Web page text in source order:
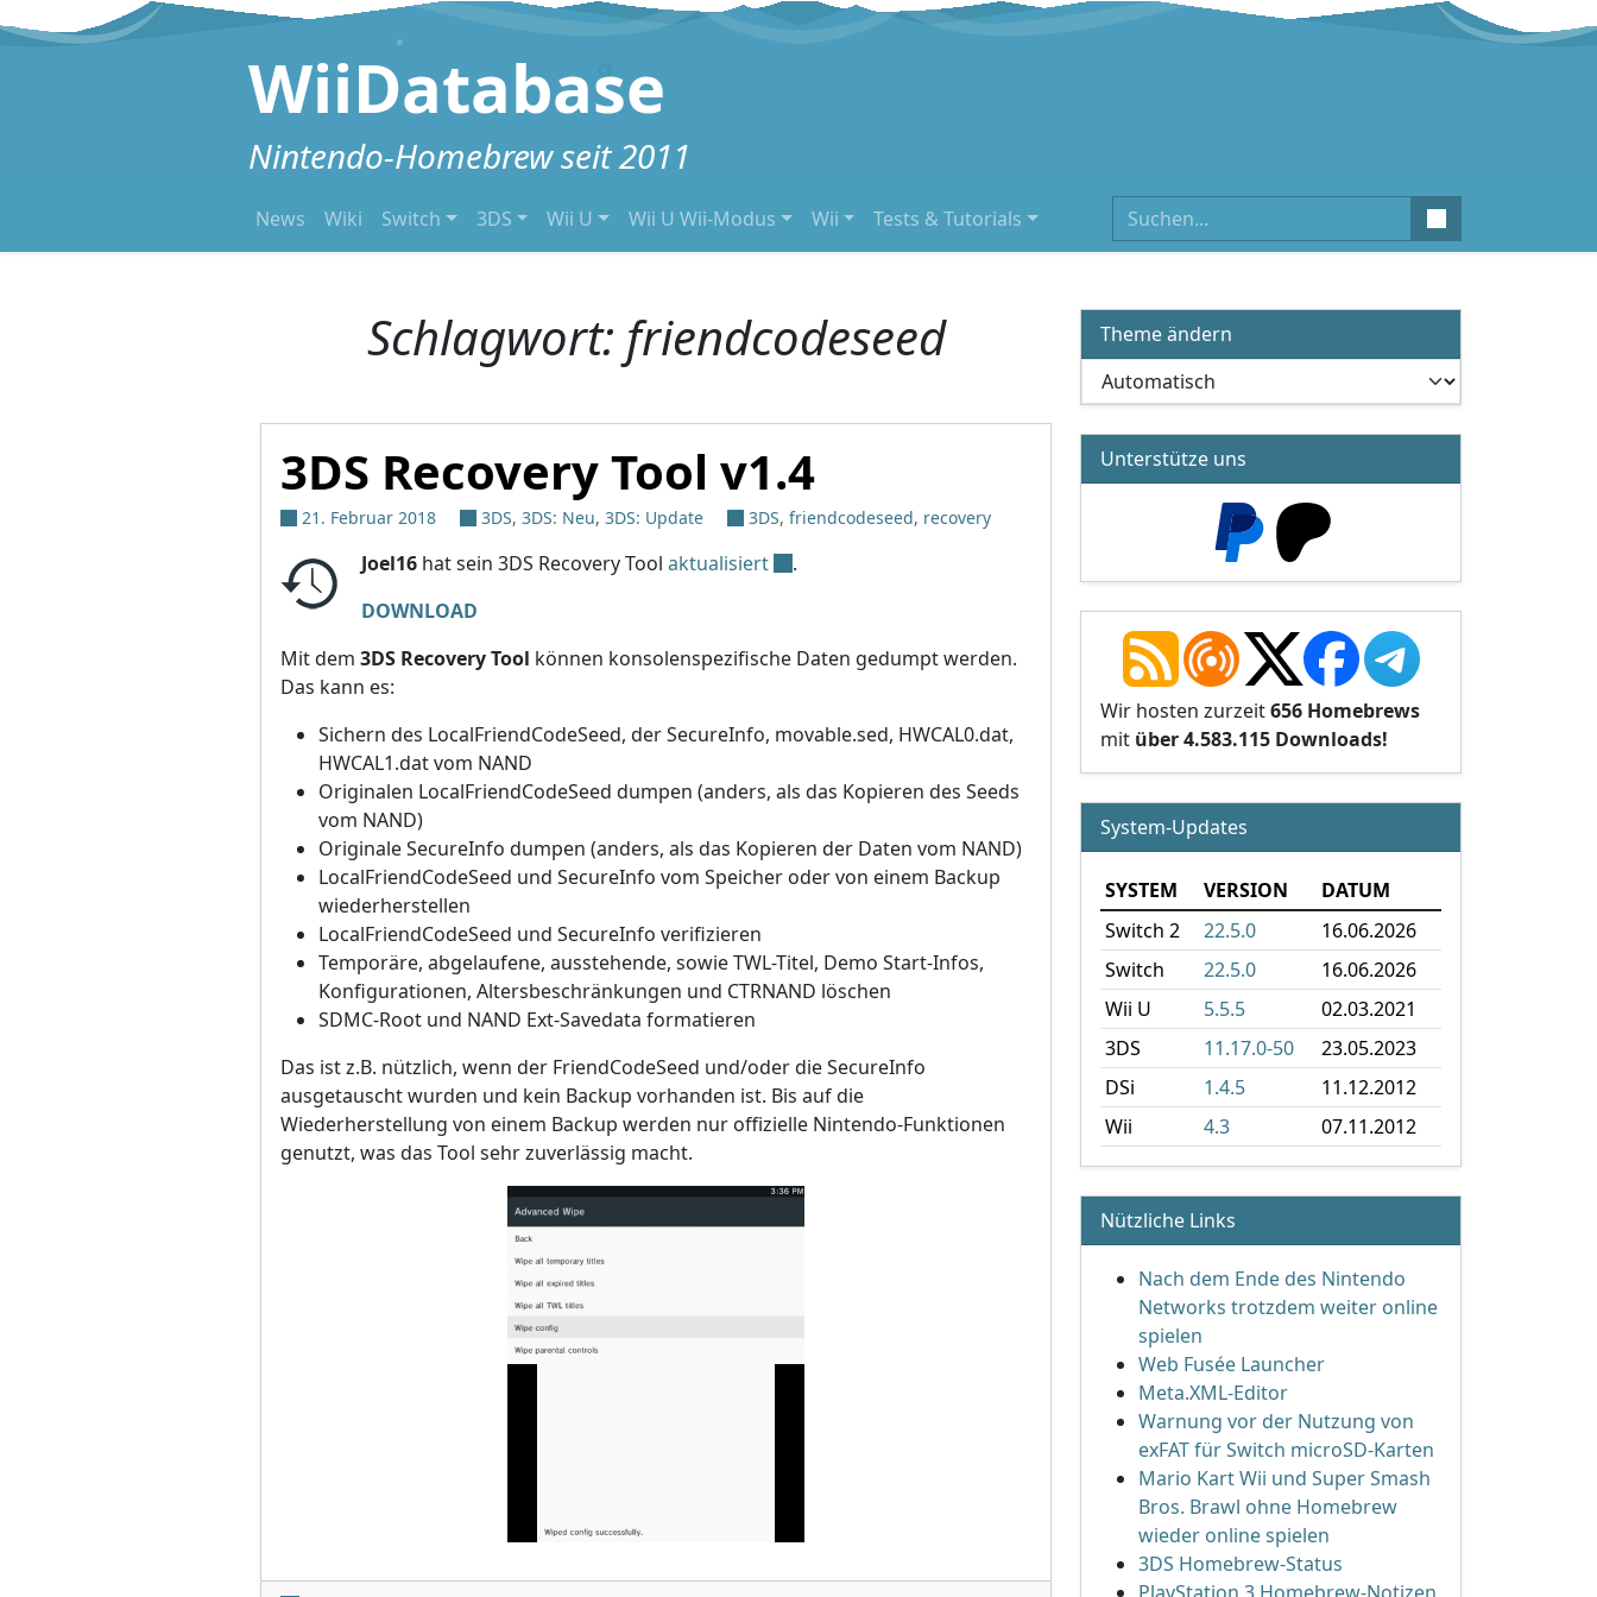
Zum Inhalt springen
WiiDatabase
Nintendo-Homebrew seit 2011
News Wiki Switch 3DS Wii U Wii U Wii-Modus Wii Tests & Tutorials Suchen
Schlagwort: friendcodeseed
3DS Recovery Tool v1.4
21. Februar 2018 3DS, 3DS: Neu, 3DS: Update 3DS, friendcodeseed, recovery
Joel16 hat sein 3DS Recovery Tool aktualisiert
.
DOWNLOAD
Mit dem 3DS Recovery Tool können konsolenspezifische Daten gedumpt werden.
Das kann es:
Sichern des LocalFriendCodeSeed, der SecureInfo, movable.sed, HWCAL0.dat,
HWCAL1.dat vom NAND
Originalen LocalFriendCodeSeed dumpen (anders, als das Kopieren des Seeds
vom NAND)
Originale SecureInfo dumpen (anders, als das Kopieren der Daten vom NAND)
LocalFriendCodeSeed und SecureInfo vom Speicher oder von einem Backup
wiederherstellen
LocalFriendCodeSeed und SecureInfo verifizieren
Temporäre, abgelaufene, ausstehende, sowie TWL-Titel, Demo Start-Infos,
Konfigurationen, Altersbeschränkungen und CTRNAND löschen
SDMC-Root und NAND Ext-Savedata formatieren
Das ist z.B. nützlich, wenn der FriendCodeSeed und/oder die SecureInfo
ausgetauscht wurden und kein Backup vorhanden ist. Bis auf die
Wiederherstellung von einem Backup werden nur offizielle Nintendo-Funktionen
genutzt, was das Tool sehr zuverlässig macht.
Theme ändern
Unterstütze uns
Wir hosten zurzeit656 Homebrews
mit über 4.583.115 Downloads!
System-Updates
SYSTEM VERSION
DATUM
Switch 2
22.5.0
16.06.2026
Switch
22.5.0
16.06.2026
Wii U
5.5.5
02.03.2021
3DS
11.17.0-50
23.05.2023
DSi
1.4.5
11.12.2012
Wii
4.3 07.11.2012
Nützliche Links
Nach dem Ende des Nintendo
Networks trotzdem weiter online
spielen
Web Fusée Launcher
Meta.XML-Editor
Warnung vor der Nutzung von
exFAT für Switch microSD-Karten
Mario Kart Wii und Super Smash
Bros. Brawl ohne Homebrew
wieder online spielen
3DS Homebrew-Status